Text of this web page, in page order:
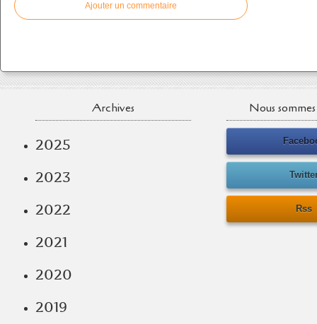
Ajouter un commentaire
Archives
2025
2023
2022
2021
2020
2019
Nous
Rss